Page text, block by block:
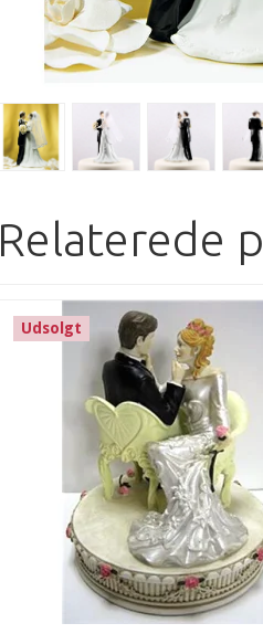
Relaterede
Udsolgt